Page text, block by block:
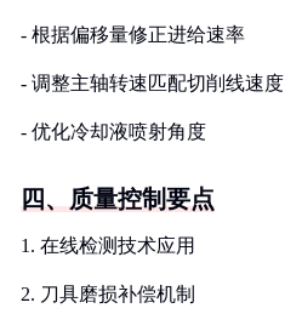
- 根据偏移量修正进给速率
- 调整主轴转速匹配切削线速度
- 优化冷却液喷射角度
四、质量控制要点
1. 在线检测技术应用
2. 刀具磨损补偿机制